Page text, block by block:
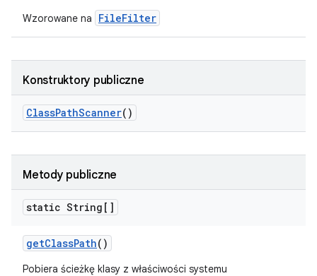
Wzorowane na
FileFilter
Konstruktory publiczne
ClassPathScanner()
Metody publiczne
static String[]
getClassPath()
Pobiera ścieżkę klasy z właściwości systemu